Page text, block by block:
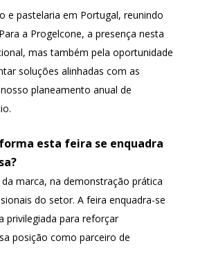
e pastelaria em Portugal, reunindo
a Progelcone, a presença nesta
mas também pela oportunidade
soluções alinhadas com as
planeamento anual de
esta feira se enquadra
marca, na demonstração prática
do setor. A feira enquadra-se
privilegiada para reforçar
posição como parceiro de